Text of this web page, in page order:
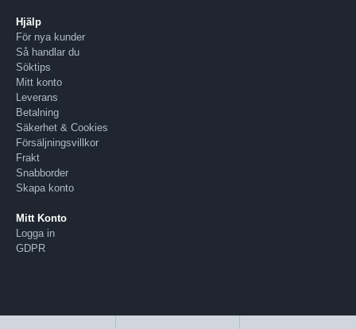
Hjälp
För nya kunder
Så handlar du
Söktips
Mitt konto
Leverans
Betalning
Säkerhet & Cookies
Försäljningsvillkor
Frakt
Snabborder
Skapa konto
Mitt Konto
Logga in
GDPR